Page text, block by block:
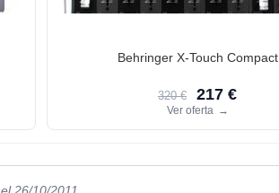
Behringer X-Touch Compact
320 € 217 €
Ver oferta →